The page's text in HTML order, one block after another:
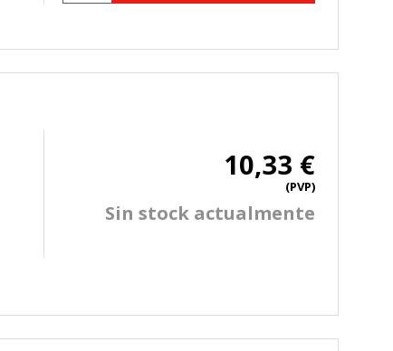
10,33 €
(PVP)
Sin stock actualmente
puedes consultar nuestra